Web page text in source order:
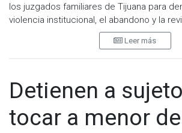
los juzgados familiares de Tijuana para
violencia institucional, el abandono y la
enfrentan las víctimas en los procesos
específicamente en el caso de la menor
Marlene Padilla.
La madre de la menor expresó su
tristeza ante lo que calificó como un
judicial: “
Desde que mi hija tenía tres años,
el abuso por parte del padre, pero la justicia
Leer más
Detienen a
tocar a menor